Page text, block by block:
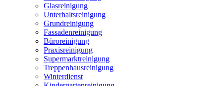
Glasreinigung
Unterhaltsreinigung
Grundreinigung
Fassadenreinigung
Büroreinigung
Praxisreinigung
Supermarktreinigung
Treppenhausreinigung
Winterdienst